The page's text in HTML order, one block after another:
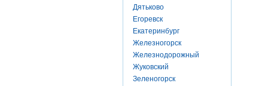
Дятьково
Егоревск
Екатеринбург
Железногорск
Железнодорожный
Жуковский
Зеленогорск